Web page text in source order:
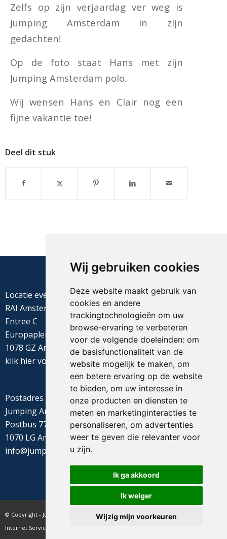
Wij gebruiken cookies
Deze website maakt gebruik van
cookies en andere
trackingtechnologieën om uw
browse-ervaring te verbeteren
voor de volgende doeleinden: om
de basisfunctionaliteit van de
website mogelijk te maken, om
een betere ervaring op de website
te bieden, om uw interesse in
onze producten en diensten te
meten en marketinginteracties te
personaliseren, om advertenties
weer te geven die relevanter voor
u zijn.
Ik ga akkoord
Ik weiger
Wijzig mijn voorkeuren
Zelfs op zijn verjaardag ver weg is
Jumping Amsterdam in zijn
gedachten!
Op de foto staat Hans met zijn
Jumping Amsterdam polo.
Wij wensen Hans en Clair nog een
fijne vakantie toe!
Deel dit stuk
Locatie evenement
RAI Amsterdam
Entree C
Europaplein 22
1078 GZ Amsterdam
klik hiervoor de routebeschrijving
Postadres
Jumping Amsterdam
Postbus 77655
1070 LG Amsterdam
info@jumpingamsterdam.nl
© Copyright - Jumping Amsterdam - website realisatie CyberNed
Internet Services